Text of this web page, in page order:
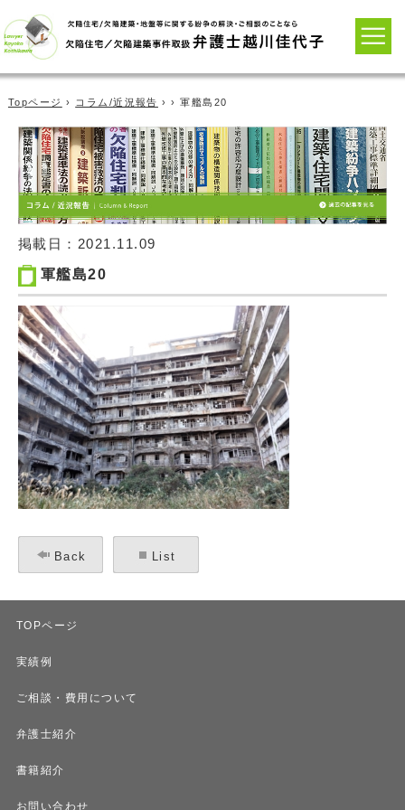
Topページ › コラム/近況報告 › › 軍艦島20
掲載日： 2021.11.09
軍艦島20
Back List
TOPページ
実績例
ご相談・費用について
弁護士紹介
書籍紹介
お問い合わせ